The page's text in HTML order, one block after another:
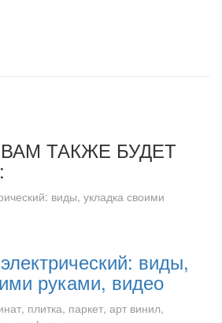
ТАКЖЕ БУДЕТ
виды,
руками, видео